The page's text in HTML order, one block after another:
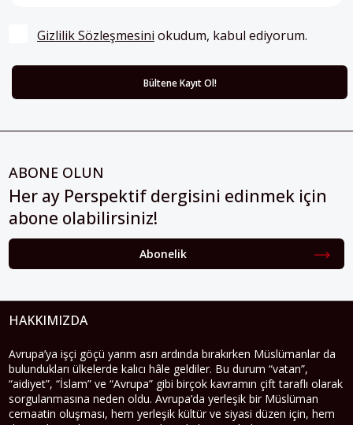
Gizlilik Sözleşmesini okudum, kabul ediyorum.
ABONE OLUN
Her ay Perspektif dergisini edinmek için
abone olabilirsiniz!
Abonelik
HAKKIMIZDA
Avrupa’ya işçi göçü yarım asrı ardında bırakırken Müslümanlar da
bulundukları ülkelerde kalıcı hâle geldiler. Bu durum “vatan”,
“aidiyet”, “İslam” ve “Avrupa” gibi birçok kavramın çift taraflı olarak
sorgulanmasına neden oldu. Avrupa’da yerleşik bir Müslüman
cemaatin oluşması, hem yerleşik kültür ve siyasi düzen için, hem